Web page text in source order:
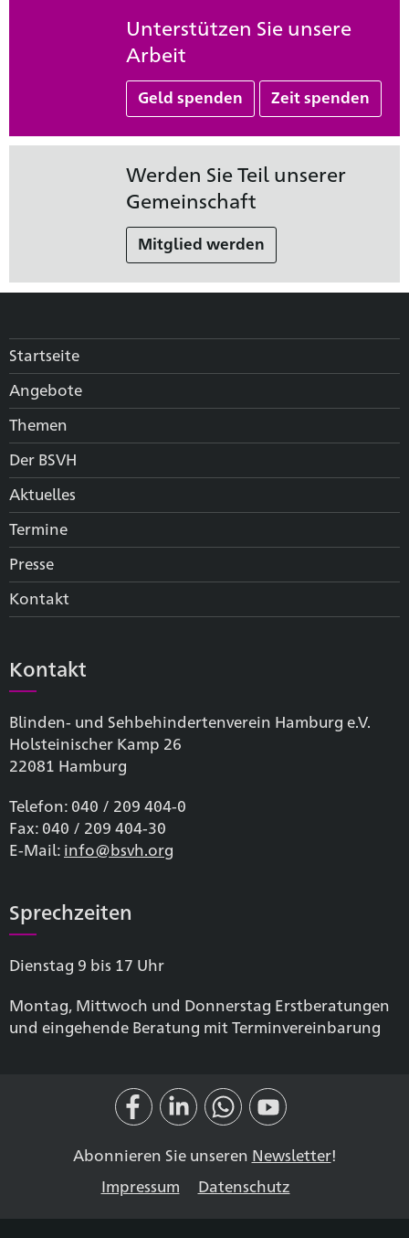
Unterstützen Sie unsere
Arbeit
Geld spenden Zeit spenden
Werden Sie Teil unserer
Gemeinschaft
Mitglied werden
Startseite
Angebote
Themen
Der BSVH
Aktuelles
Termine
Presse
Kontakt
Kontakt
Blinden- und Sehbehinderten­verein Hamburg e.V.
Holsteinischer Kamp 26
22081 Hamburg
Telefon: 040 / 209 404-0
Fax: 040 / 209 404-30
E-Mail: info@bsvh.org
Sprechzeiten
Dienstag 9 bis 17 Uhr
Montag, Mittwoch und Donnerstag Erstberatungen
und eingehende Beratung mit Terminvereinbarung
Abonnieren Sie unseren Newsletter!
Impressum
Datenschutz